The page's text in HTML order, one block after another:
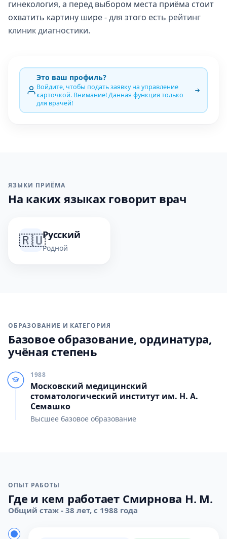
гинекология, а перед выбором места приёма стоит
охватить картину шире - для этого есть рейтинг
клиник диагностики.
Это ваш профиль?
Войдите, чтобы подать заявку на управление
карточкой. Внимание! Данная функция только
для врачей!
ЯЗЫКИ ПРИЁМА
На каких языках говорит врач
🇷🇺Русский
Родной
ОБРАЗОВАНИЕ И КАТЕГОРИЯ
Базовое образование, ординатура,
учёная степень
1988
Московский медицинский
стоматологический институт им. Н. А.
Семашко
Высшее базовое образование
ОПЫТ РАБОТЫ
Где и кем работает Смирнова Н. М.
Общий стаж - 38 лет, с 1988 года